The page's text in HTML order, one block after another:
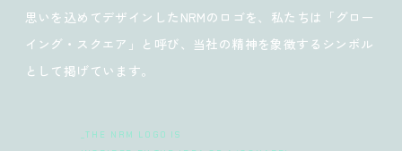
思いを込めてデザインしたNRMのロゴを、私たちは「グロー
イング・スクエア」と呼び、当社の精神を象徴するシンボル
として掲げています。
_THE NRM LOGO IS